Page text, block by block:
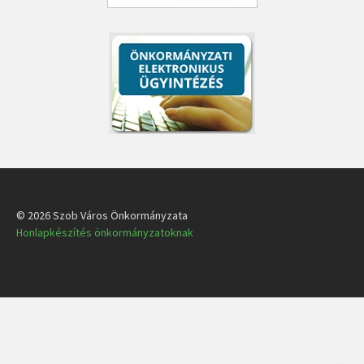
© 2026 Szob Város Önkormányzata
Honlapkészítés önkormányzatoknak